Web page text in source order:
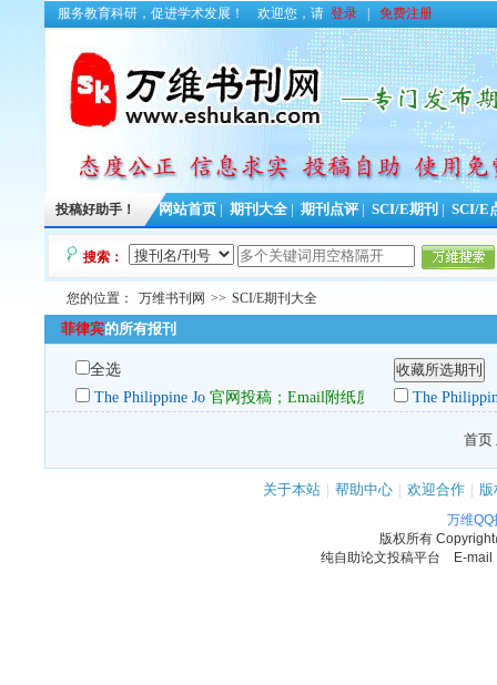
服务教育科研，促进学术发展！ 欢迎您，请 登录 免费注册
投稿好助手！ 网站首页 期刊大全 期刊点评 SCI/E期刊 SCI/E
搜索：
您的位置： 万维书刊网 >> SCI/E期刊大全
菲律宾的所有报刊
全选
The Philippine Jo 官网投稿；Email附纸质稿 The
首页
关于本站 | 帮助中心 | 欢迎合作 |
万维
版权所有
纯自助论文投稿平台 E-mail